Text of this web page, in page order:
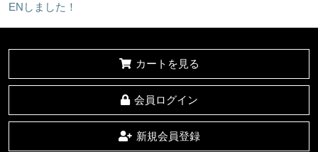
ENしました！
カートを見る
会員ログイン
新規会員登録